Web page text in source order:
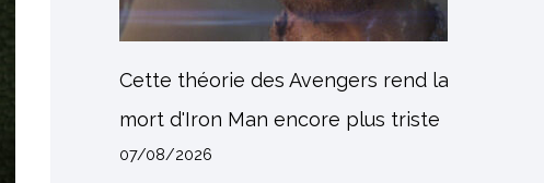
Cette théorie des Avengers rend la
mort d'Iron Man encore plus triste
07/08/2026